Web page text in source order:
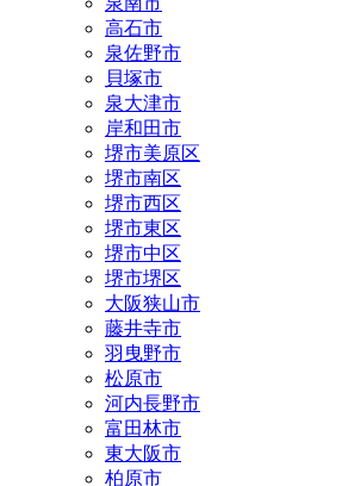
高石市
泉佐野市
貝塚市
泉大津市
岸和田市
堺市美原区
堺市南区
堺市西区
堺市東区
堺市中区
堺市堺区
大阪狭山市
藤井寺市
羽曳野市
松原市
河内長野市
富田林市
東大阪市
柏原市